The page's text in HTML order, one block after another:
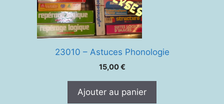
23010 – Astuces Phonologie
15,00€
Ajouter au panier